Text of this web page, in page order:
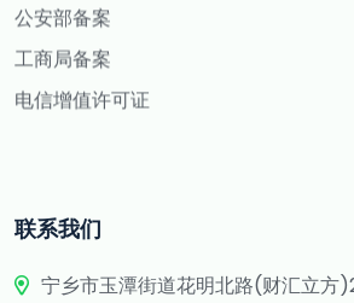
公安部备案
工商局备案
电信增值许可证
联系我们
宁乡市玉潭街道花明北路(财汇立方